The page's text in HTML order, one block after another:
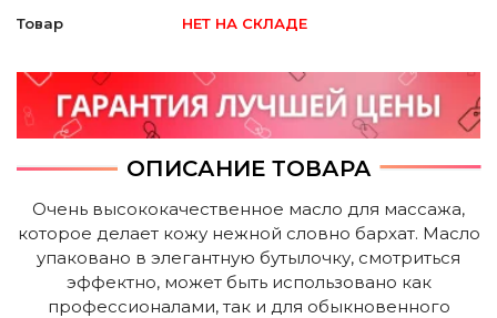
Товар НЕТ НА СКЛАДЕ
ОПИСАНИЕ ТОВАРА
Очень высококачественное масло для массажа,
которое делает кожу нежной словно бархат. Масло
упаковано в элегантную бутылочку, смотриться
эффектно, может быть использовано как
профессионалами, так и для обыкновенного